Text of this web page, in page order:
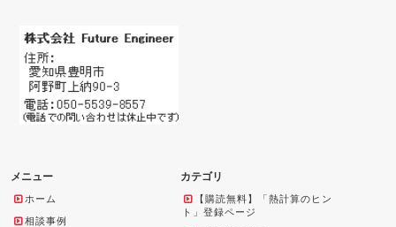
メニュー
ホーム
相談事例
カテゴリ
【購読無料】「熱計算のヒン
ト」登録ページ